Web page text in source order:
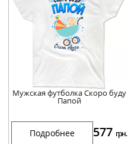
Мужская футболка Скоро буду
Папой
Подробнее 577 грн.